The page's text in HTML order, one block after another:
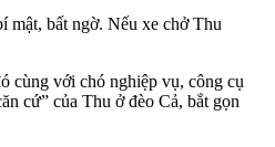
mật, bất ngờ. Nếu xe chở Thu
cùng với chó nghiệp vụ, công cụ
cứ” của Thu ở đèo Cả, bắt gọn